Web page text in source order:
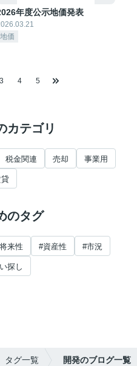
年度公示地価発表
地価
3 4 5
カテゴリ
税金関連 売却 事業用
のタグ
来性 #資産性 #市況
探し
タグ一覧 開発のブログ一覧